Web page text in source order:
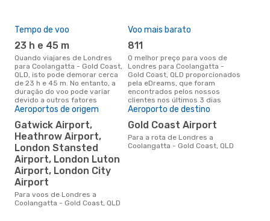
Tempo de voo
23 h e 45 m
Quando viajares de Londres
para Coolangatta - Gold Coast,
QLD, isto pode demorar cerca
de 23 h e 45 m. No entanto, a
duração do voo pode variar
devido a outros fatores
Voo mais barato
811
O melhor preço para voos de
Londres para Coolangatta -
Gold Coast, QLD proporcionados
pela eDreams, que foram
encontrados pelos nossos
clientes nos últimos 3 dias
Aeroportos de origem
Gatwick Airport,
Heathrow Airport,
London Stansted
Airport, London Luton
Airport, London City
Airport
Para voos de Londres a
Coolangatta - Gold Coast, QLD
Aeroporto de destino
Gold Coast Airport
Para a rota de Londres a
Coolangatta - Gold Coast, QLD